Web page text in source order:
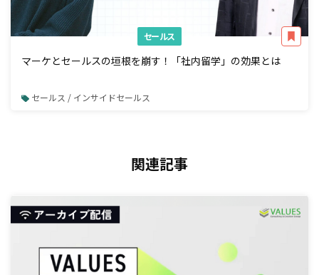
セールス
マーケとセールスの垣根を崩す！「社内留学」の効果とは
セールス / インサイドセールス
関連記事